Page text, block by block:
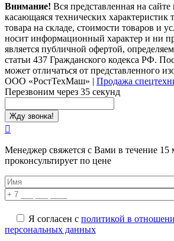
Внимание! Вся представленная на
касающаяся технических характеристик
товара на складе, стоимости товаров и
носит информационный характер и ни
является публичной офертой,
статьи 437 Гражданского кодекса РФ.
может отличаться от представленного
ООО «РостТехМаш» | Продажа
Перезвоним через 35 секунд
Менеджер свяжется с Вами в течение 15
проконсультирует по цене
Я согласен с политикой в
персональных данных